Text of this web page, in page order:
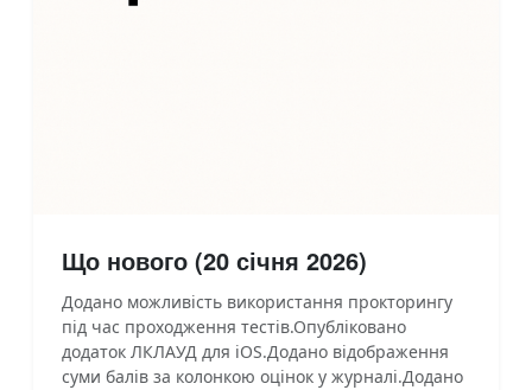
Що нового (20 січня 2026)
Додано можливість використання прокторингу
під час проходження тестів.Опубліковано
додаток ЛКЛАУД для iOS.Додано відображення
суми балів за колонкою оцінок у журналі.Додано